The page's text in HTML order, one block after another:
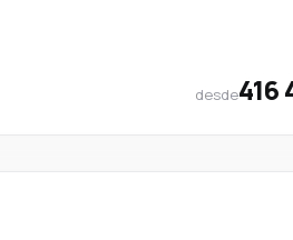
desde416